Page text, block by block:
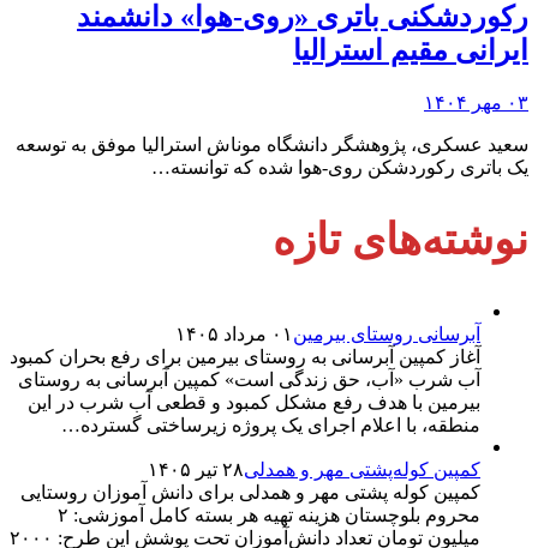
رکوردشکنی باتری «روی-هوا» دانشمند
ایرانی مقیم استرالیا
۰۳ مهر ۱۴۰۴
سعید عسکری، پژوهشگر دانشگاه موناش استرالیا موفق به توسعه
یک باتری رکوردشکن روی-هوا شده که توانسته…
نوشته‌های تازه
آبرسانی روستای بیرمین ۰۱ مرداد ۱۴۰۵
آغاز کمپین آبرسانی به روستای بیرمین برای رفع بحران کمبود
آب شرب «آب، حق زندگی است» کمپین آبرسانی به روستای
بیرمین با هدف رفع مشکل کمبود و قطعی آب شرب در این
منطقه، با اعلام اجرای یک پروژه زیرساختی گسترده…
کمپین کوله‌پشتی مهر و همدلی۲۸ تیر ۱۴۰۵
کمپین کوله‌ پشتی مهر و همدلی برای دانش آموزان روستایی
محروم بلوچستان هزینه تهیه هر بسته کامل آموزشی: ۲
میلیون تومان تعداد دانش‌آموزان تحت پوشش این طرح: ۲۰۰۰